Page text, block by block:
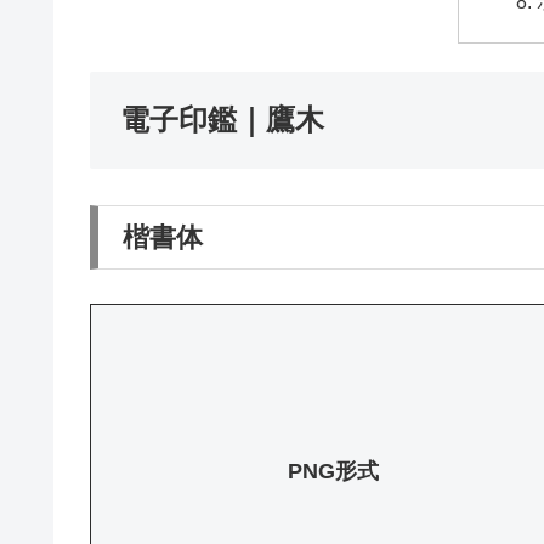
電子印鑑｜鷹木
楷書体
PNG形式